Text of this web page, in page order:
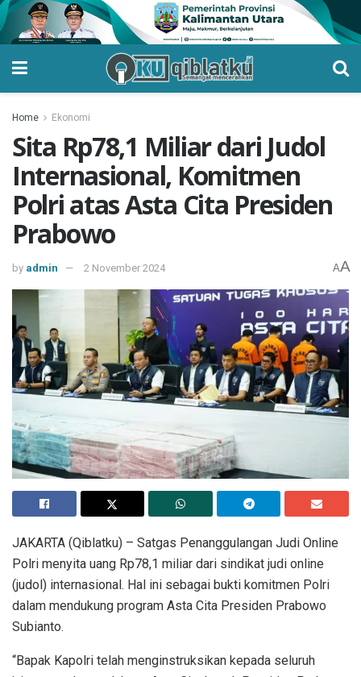
Home Ekonomi
Sita Rp78,1 Miliar dari Judol
Internasional, Komitmen
Polri atas Asta Cita Presiden
Prabowo
by admin 2 November 2024 AA
JAKARTA (Qiblatku) – Satgas Penanggulangan Judi Online
Polri menyita uang Rp78,1 miliar dari sindikat judi online
(judol) internasional. Hal ini sebagai bukti komitmen Polri
dalam mendukung program Asta Cita Presiden Prabowo
Subianto.
“Bapak Kapolri telah menginstruksikan kepada seluruh